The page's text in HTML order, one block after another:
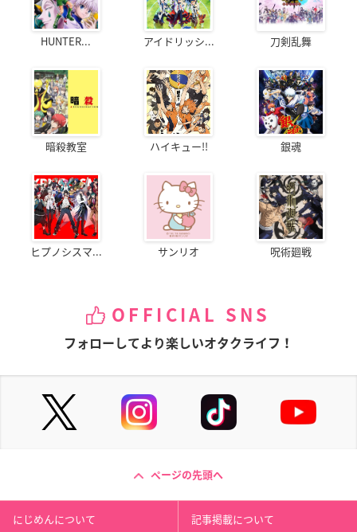
HUNTER... アイドリッシ... 刀剣乱舞
暗殺教室 ハイキュー!! 銀魂
ヒプノシスマ... サンリオ 呪術廻戦
OFFICIAL SNS
フォローしてより楽しいオタクライフ！
ページの先頭へ
にじめんについて 記事掲載について